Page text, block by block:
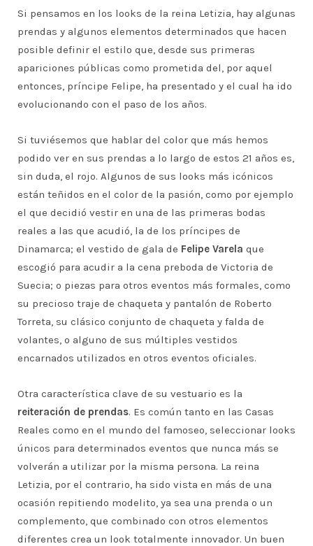
Si pensamos en los looks de la reina Letizia, hay algunas
prendas y algunos elementos determinados que hacen
posible definir el estilo que, desde sus primeras
apariciones públicas como prometida del, por aquel
entonces, príncipe Felipe, ha presentado y el cual ha ido
evolucionando con el paso de los años.
Si tuviésemos que hablar del color que más hemos
podido ver en sus prendas a lo largo de estos 21 años es,
sin duda, el rojo. Algunos de sus looks más icónicos
están teñidos en el color de la pasión, como por ejemplo
el que decidió vestir en una de las primeras bodas
reales a las que acudió, la de los príncipes de
Dinamarca; el vestido de gala de Felipe Varela que
escogió para acudir a la cena preboda de Victoria de
Suecia; o piezas para otros eventos más formales, como
su precioso traje de chaqueta y pantalón de Roberto
Torreta, su clásico conjunto de chaqueta y falda de
volantes, o alguno de sus múltiples vestidos
encarnados utilizados en otros eventos oficiales.
Otra característica clave de su vestuario es la
reiteración de prendas. Es común tanto en las Casas
Reales como en el mundo del famoseo, seleccionar looks
únicos para determinados eventos que nunca más se
volverán a utilizar por la misma persona. La reina
Letizia, por el contrario, ha sido vista en más de una
ocasión repitiendo modelito, ya sea una prenda o un
complemento, que combinado con otros elementos
diferentes crea un look totalmente innovador. Un buen